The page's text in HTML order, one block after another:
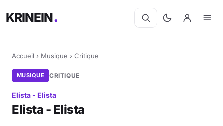
KRINEIN
Accueil › Musique › Critique
MUSIQUE CRITIQUE
Elista - Elista
Elista - Elista